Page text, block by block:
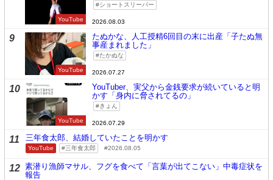
YouTube
ショートスリーパー
2026.08.03
9
YouTube
たぬかな、人工授精6回目の末に出産「子たぬ無
事産まれました」
たかぬな
2026.07.27
10
YouTube
YouTuber、実父から金銭要求が続いていると明
かす「身内に脅されてるの」
きょん
2026.07.29
11 三年食太郎、結婚していたことを明かす
YouTube 三年食太郎 2026.08.05
12 素潜り漁師マサル、フグを食べて「言葉が出てこない」中毒症状を
報告